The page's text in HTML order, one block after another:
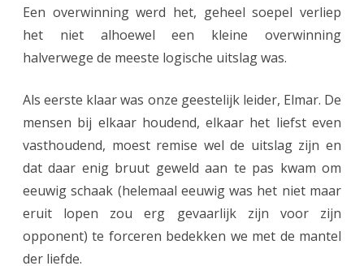
Een overwinning werd het, geheel soepel verliep
het niet alhoewel een kleine overwinning
halverwege de meeste logische uitslag was.
Als eerste klaar was onze geestelijk leider, Elmar. De
mensen bij elkaar houdend, elkaar het liefst even
vasthoudend, moest remise wel de uitslag zijn en
dat daar enig bruut geweld aan te pas kwam om
eeuwig schaak (helemaal eeuwig was het niet maar
eruit lopen zou erg gevaarlijk zijn voor zijn
opponent) te forceren bedekken we met de mantel
der liefde.